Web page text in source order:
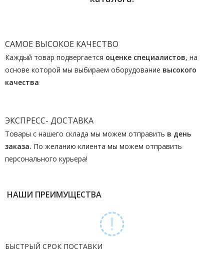
САМОЕ ВЫСОКОЕ КАЧЕСТВО
Каждый товар подвергается оценке специалистов, на
основе которой мы выбираем оборудование высокого
качества
ЭКСПРЕСС- ДОСТАВКА
Товары с нашего склада мы можем отправить в день
заказа. По желанию клиента мы можем отправить
персонального курьера!
НАШИ ПРЕИМУЩЕСТВА
БЫСТРЫЙ СРОК ПОСТАВКИ